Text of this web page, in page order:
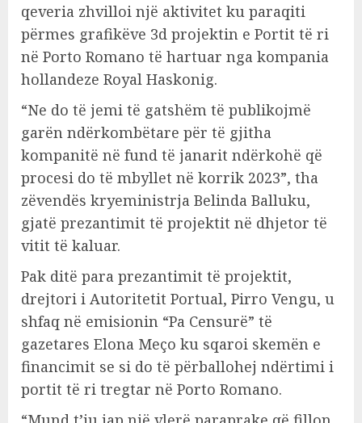
qeveria zhvilloi një aktivitet ku paraqiti
përmes grafikëve 3d projektin e Portit të ri
në Porto Romano të hartuar nga kompania
hollandeze Royal Haskonig.
“Ne do të jemi të gatshëm të publikojmë
garën ndërkombëtare për të gjitha
kompanitë në fund të janarit ndërkohë që
procesi do të mbyllet në korrik 2023”, tha
zëvendës kryeministrja Belinda Balluku,
gjatë prezantimit të projektit në dhjetor të
vitit të kaluar.
Pak ditë para prezantimit të projektit,
drejtori i Autoritetit Portual, Pirro Vengu, u
shfaq në emisionin “Pa Censurë” të
gazetares Elona Meço ku sqaroi skemën e
financimit se si do të përballohej ndërtimi i
portit të ri tregtar në Porto Romano.